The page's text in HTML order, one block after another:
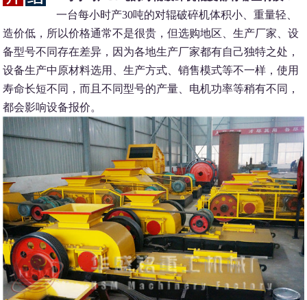
一台每小时产30吨的对辊破碎机体积小、重量轻、
造价低，所以价格通常不是很贵，但选购地区、生产厂家、设
备型号不同存在差异，因为各地生产厂家都有自己独特之处，
设备生产中原材料选用、生产方式、销售模式等不一样，使用
寿命长短不同，而且不同型号的产量、电机功率等稍有不同，
都会影响设备报价。